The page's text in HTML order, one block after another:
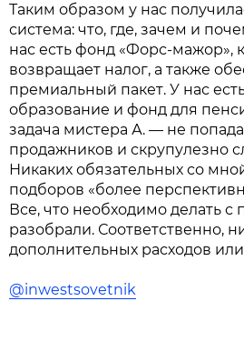
Таким образом у нас
система: что, где, зачем и
нас есть фонд «Форс-мажор»,
возвращает налог, а также
премиальный пакет. У нас
образование и фонд для
задача мистера А. — не
продажников и скрупулезно
Никаких обязательных со
подборов «более
Все, что необходимо делать
разобрали. Соответственно,
дополнительных расходов или
@inwestsovetnik